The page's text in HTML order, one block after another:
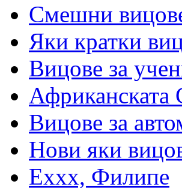
Смешни
Яки кратки
Вицове за
Африканската
Вицове за
Нови яки
Еххх, Филипе